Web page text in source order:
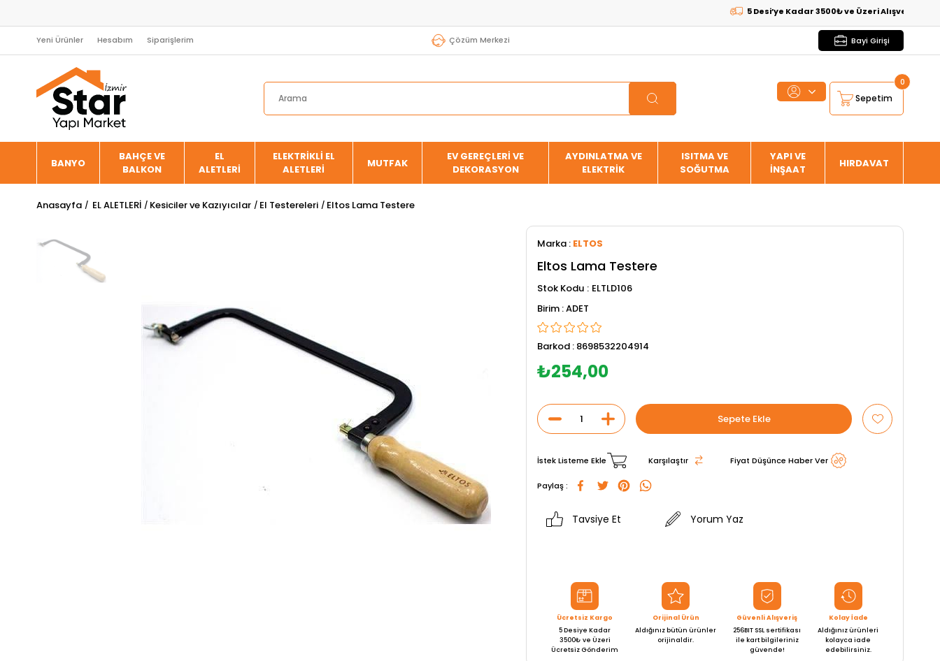
5 Desi’ye Kadar 3500₺ ve Üzeri Alışverişlerde
Yeni Ürünler Hesabım Siparişlerim Çözüm Merkezi Bayi Girişi
Sepetim
0
BANYO
BAHÇE VE
BALKON
EL
ALETLERİ
ELEKTRİKLİ EL
ALETLERİ
MUTFAK
EV GEREÇLERİ VE
DEKORASYON
AYDINLATMA VE
ELEKTRİK
ISITMA VE
SOĞUTMA
YAPI VE
İNŞAAT
HIRDAVAT
Anasayfa EL ALETLERİ Kesiciler ve Kazıyıcılar El Testereleri Eltos Lama Testere
Marka : ELTOS
Eltos Lama Testere
Stok Kodu
ELTLD106
ADET
Barkod : 8698532204914
₺254,00
İstek Listeme Ekle Karşılaştır Fiyat Düşünce Haber Ver
Paylaş :
Tavsiye Et Yorum Yaz
Ücretsiz Kargo
5 Desiye Kadar
3500₺ ve Üzeri
Ücretsiz Gönderim
Orijinal Ürün
Aldığınız bütün ürünler
orijinaldir.
Güvenli Alışveriş
256BIT SSL sertifikası
ile kart bilgileriniz
güvende!
Kolay İade
Aldığınız ürünleri
kolayca iade
edebilirsiniz.